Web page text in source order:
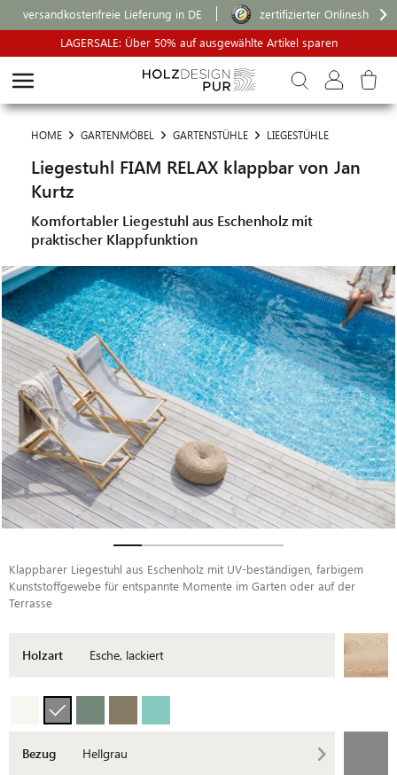
versandkostenfreie Lieferung in DE
zertifizierter Onlineshop
LAGERSALE: Über 50% auf ausgewählte Artikel sparen
HOME GARTENMÖBEL GARTENSTÜHLE LIEGESTÜHLE
Liegestuhl FIAM RELAX klappbar von Jan
Kurtz
Komfortabler Liegestuhl aus Eschenholz mit
praktischer Klappfunktion
Klappbarer Liegestuhl aus Eschenholz mit UV-beständigen, farbigem
Kunststoffgewebe für entspannte Momente im Garten oder auf der
Terrasse
Holzart Esche, lackiert
Bezug Hellgrau